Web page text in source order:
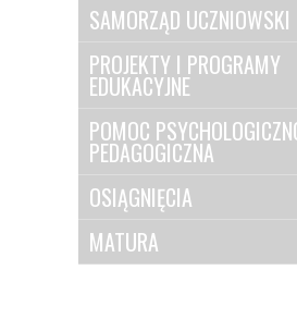
SAMORZĄD UCZNIOWSKI
PROJEKTY I PROGRAMY
EDUKACYJNE
POMOC
PEDAGOGICZNA
OSIĄGNIĘCIA
MATURA